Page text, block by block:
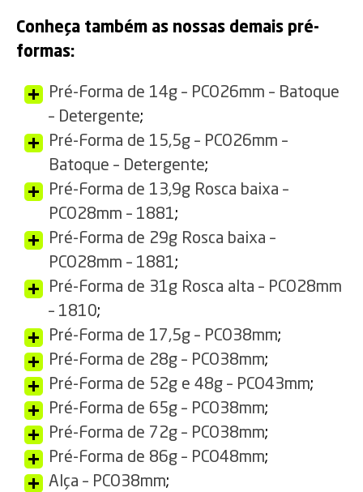
Conheça também as nossas demais pré-
formas:
Pré-Forma de 14g – PCO26mm – Batoque
– Detergente;
Pré-Forma de 15,5g – PCO26mm –
Batoque – Detergente;
Pré-Forma de 13,9g Rosca baixa –
PCO28mm – 1881;
Pré-Forma de 29g Rosca baixa –
PCO28mm – 1881;
Pré-Forma de 31g Rosca alta – PCO28mm
– 1810;
Pré-Forma de 17,5g – PCO38mm;
Pré-Forma de 28g – PCO38mm;
Pré-Forma de 52g e 48g – PCO43mm;
Pré-Forma de 65g – PCO38mm;
Pré-Forma de 72g – PCO38mm;
Pré-Forma de 86g – PCO48mm;
Alça – PCO38mm;